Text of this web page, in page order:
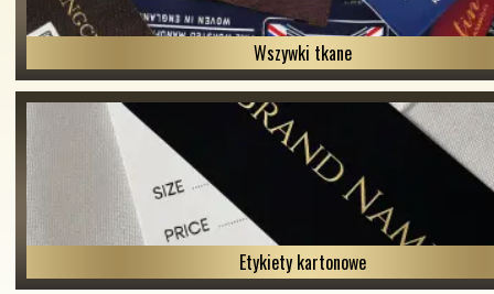
Wszywki tkane
Etykiety kartonowe